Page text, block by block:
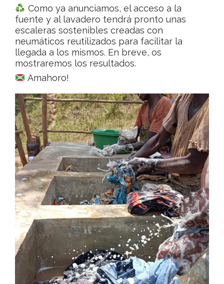
Como ya anunciamos, el acceso a la
fuente y al lavadero tendrá pronto unas
escaleras sostenibles creadas con
neumáticos reutilizados para facilitar la
llegada a los mismos. En breve, os
mostraremos los resultados.
Amahoro!